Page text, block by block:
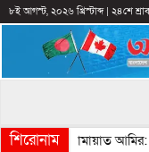
৮ই আগস্ট, ২০২৬ খ্রিস্টাব্দ| ২৪শে
শিরোনাম
করেন জামায়াত আমির: